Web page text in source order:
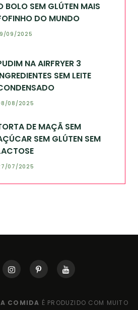
BOLO SEM GLÚTEN MAIS
DO MUNDO
09/2025
NA AIRFRYER 3
SEM LEITE
08/2025
DE MAÇÃ SEM
SEM GLÚTEN SEM
07/2025
COMIDA É PRODUZIDO COM MUITO